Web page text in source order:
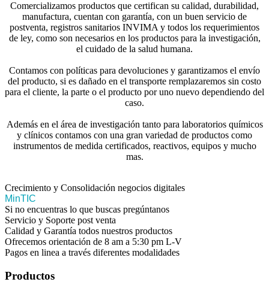
Comercializamos productos que certifican su calidad, durabilidad,
manufactura, cuentan con garantía, con un buen servicio de
postventa, registros sanitarios INVIMA y todos los requerimientos
de ley, como son necesarios en los productos para la investigación,
el cuidado de la salud humana.
Contamos con políticas para devoluciones y garantizamos el envío
del producto, si es dañado en el transporte remplazaremos sin costo
para el cliente, la parte o el producto por uno nuevo dependiendo del
caso.
Además en el área de investigación tanto para laboratorios químicos
y clínicos contamos con una gran variedad de productos como
instrumentos de medida certificados, reactivos, equipos y mucho
mas.
Crecimiento y Consolidación negocios digitales
MinTIC
Si no encuentras lo que buscas pregúntanos
Servicio y Soporte post venta
Calidad y Garantía todos nuestros productos
Ofrecemos orientación de 8 am a 5:30 pm L-V
Pagos en linea a través diferentes modalidades
Productos